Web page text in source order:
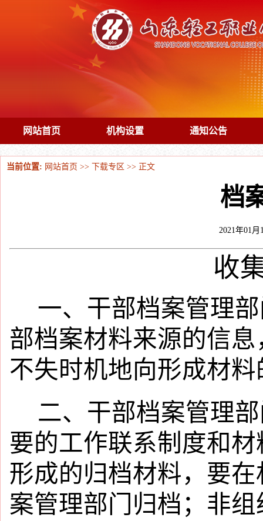
网站首页 机构设置 通知公告
当前位置: 网站首页 >> 下载专区 >> 正文
档
2021年01
收
一、干部档案管理
部档案材料来源的信
不失时机地向形成材
二、干部档案管理
要的工作联系制度和
形成的归档材料，要
案管理部门归档；非